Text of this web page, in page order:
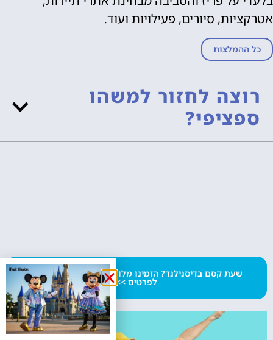
אטרקציות, סיורים, פעילויות ועוד.
כל ההמלצות
רוצה לחזור למשהו
ספציפי?
שעת קסם בדיסנילנד? הזמינו מלון של דיסני ותהיו זכאים!
לפרטים >>